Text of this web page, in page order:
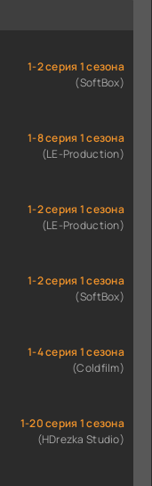
1-2 серия 1 сезона
(SoftBox)
1-8 серия 1 сезона
(LE-Production)
1-2 серия 1 сезона
(LE-Production)
1-2 серия 1 сезона
(SoftBox)
1-4 серия 1 сезона
(Coldfilm)
1-20 серия 1 сезона
(HDrezka Studio)